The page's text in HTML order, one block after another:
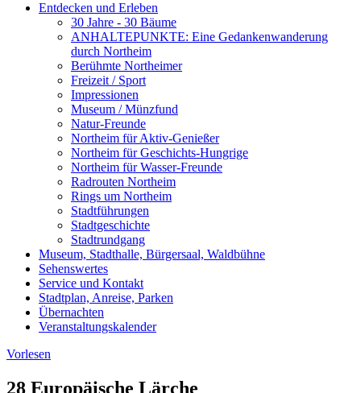
Entdecken und Erleben
30 Jahre - 30 Bäume
ANHALTEPUNKTE: Eine Gedankenwanderung
durch Northeim
Berühmte Northeimer
Freizeit / Sport
Impressionen
Museum / Münzfund
Natur-Freunde
Northeim für Aktiv-Genießer
Northeim für Geschichts-Hungrige
Northeim für Wasser-Freunde
Radrouten Northeim
Rings um Northeim
Stadtführungen
Stadtgeschichte
Stadtrundgang
Museum, Stadthalle, Bürgersaal, Waldbühne
Sehenswertes
Service und Kontakt
Stadtplan, Anreise, Parken
Übernachten
Veranstaltungskalender
Vorlesen
28 Europäische Lärche